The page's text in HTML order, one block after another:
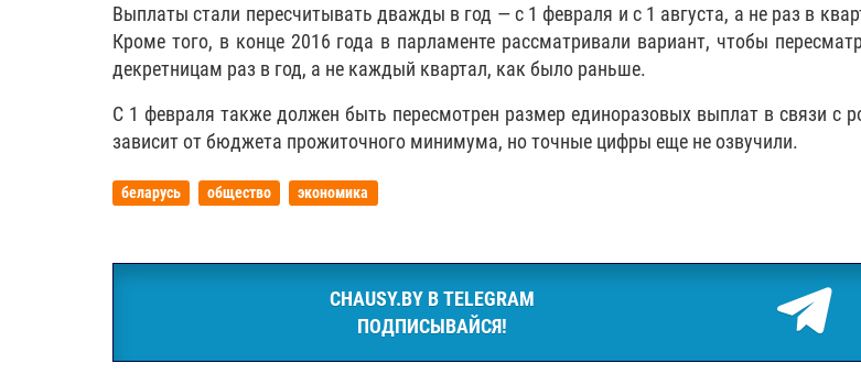
Выплаты стали пересчитывать дважды в год — с 1 февраля и с 1 августа, а не раз в
Кроме того, в конце 2016 года в парламенте рассматривали вариант, чтобы
декретницам раз в год, а не каждый квартал, как было раньше.
С 1 февраля также должен быть пересмотрен размер единоразовых выплат в связи с
зависит от бюджета прожиточного минимума, но точные цифры еще не озвучили.
беларусь общество экономика
CHAUSY.BY В TELEGRAM
ПОДПИСЫВАЙСЯ!